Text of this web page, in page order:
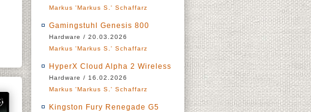
Markus 'Markus S.' Schaffarz
Gamingstuhl Genesis 800
Hardware / 20.03.2026
Markus 'Markus S.' Schaffarz
HyperX Cloud Alpha 2 Wireless
Hardware / 16.02.2026
Markus 'Markus S.' Schaffarz
Kingston Fury Renegade G5